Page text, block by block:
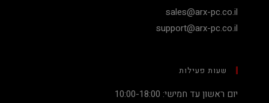
sales@arx-pc.co.il
support@arx-pc.co.il
שעות פעילות
יום ראשון עד חמישי: 10:00-18:00